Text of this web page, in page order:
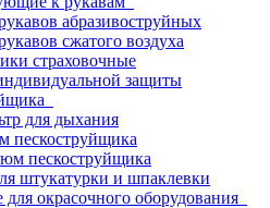
абразивоструйных
сжатого воздуха
страховочные
защиты
для дыхания
пескоструйщика
пескоструйщика
штукатурки и шпаклевки
окрасочного оборудования